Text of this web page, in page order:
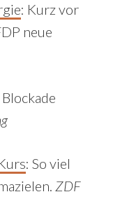
: Kurz vor
neue
: So viel
ZDF